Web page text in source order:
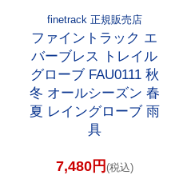
finetrack 正規販売店
ファイントラック エ
バーブレス トレイル
グローブ FAU0111 秋
冬 オールシーズン 春
夏 レイングローブ 雨
具
7,480円 (税込)